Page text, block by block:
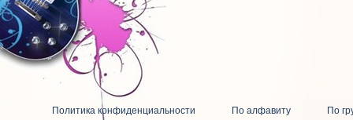
Политика конфиденциальности По алфавиту
По